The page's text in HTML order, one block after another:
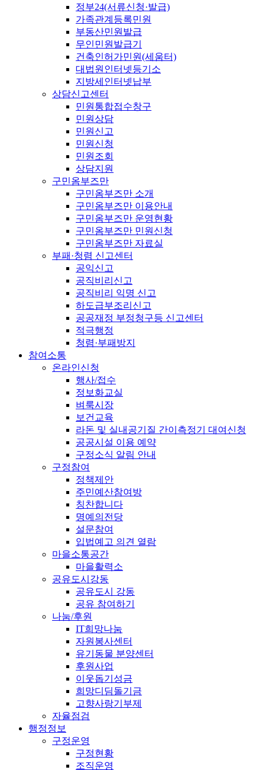
정부24(서류신청·발급)
가족관계등록민원
부동산민원발급
무인민원발급기
건축인허가민원(세움터)
대법원인터넷등기소
지방세인터넷납부
상담신고센터
민원통합접수창구
민원상담
민원신고
민원신청
민원조회
상담지원
구민옴부즈만
구민옴부즈만 소개
구민옴부즈만 이용안내
구민옴부즈만 운영현황
구민옴부즈만 민원신청
구민옴부즈만 자료실
부패·청렴 신고센터
공익신고
공직비리신고
공직비리 익명 신고
하도급부조리신고
공공재정 부정청구등 신고센터
적극행정
청렴·부패방지
참여소통
온라인신청
행사/접수
정보화교실
벼룩시장
보건교육
라돈 및 실내공기질 간이측정기 대여신청
공공시설 이용 예약
구정소식 알림 안내
구정참여
정책제안
주민예산참여방
칭찬합니다
명예의전당
설문참여
입법예고 의견 열람
마을소통공간
마을활력소
공유도시강동
공유도시 강동
공유 참여하기
나눔/후원
IT희망나눔
자원봉사센터
유기동물 분양센터
후원사업
이웃돕기성금
희망디딤돌기금
고향사랑기부제
자율점검
행정정보
구정운영
구정현황
조직운영